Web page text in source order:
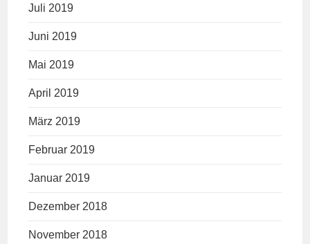
Juli 2019
Juni 2019
Mai 2019
April 2019
März 2019
Februar 2019
Januar 2019
Dezember 2018
November 2018